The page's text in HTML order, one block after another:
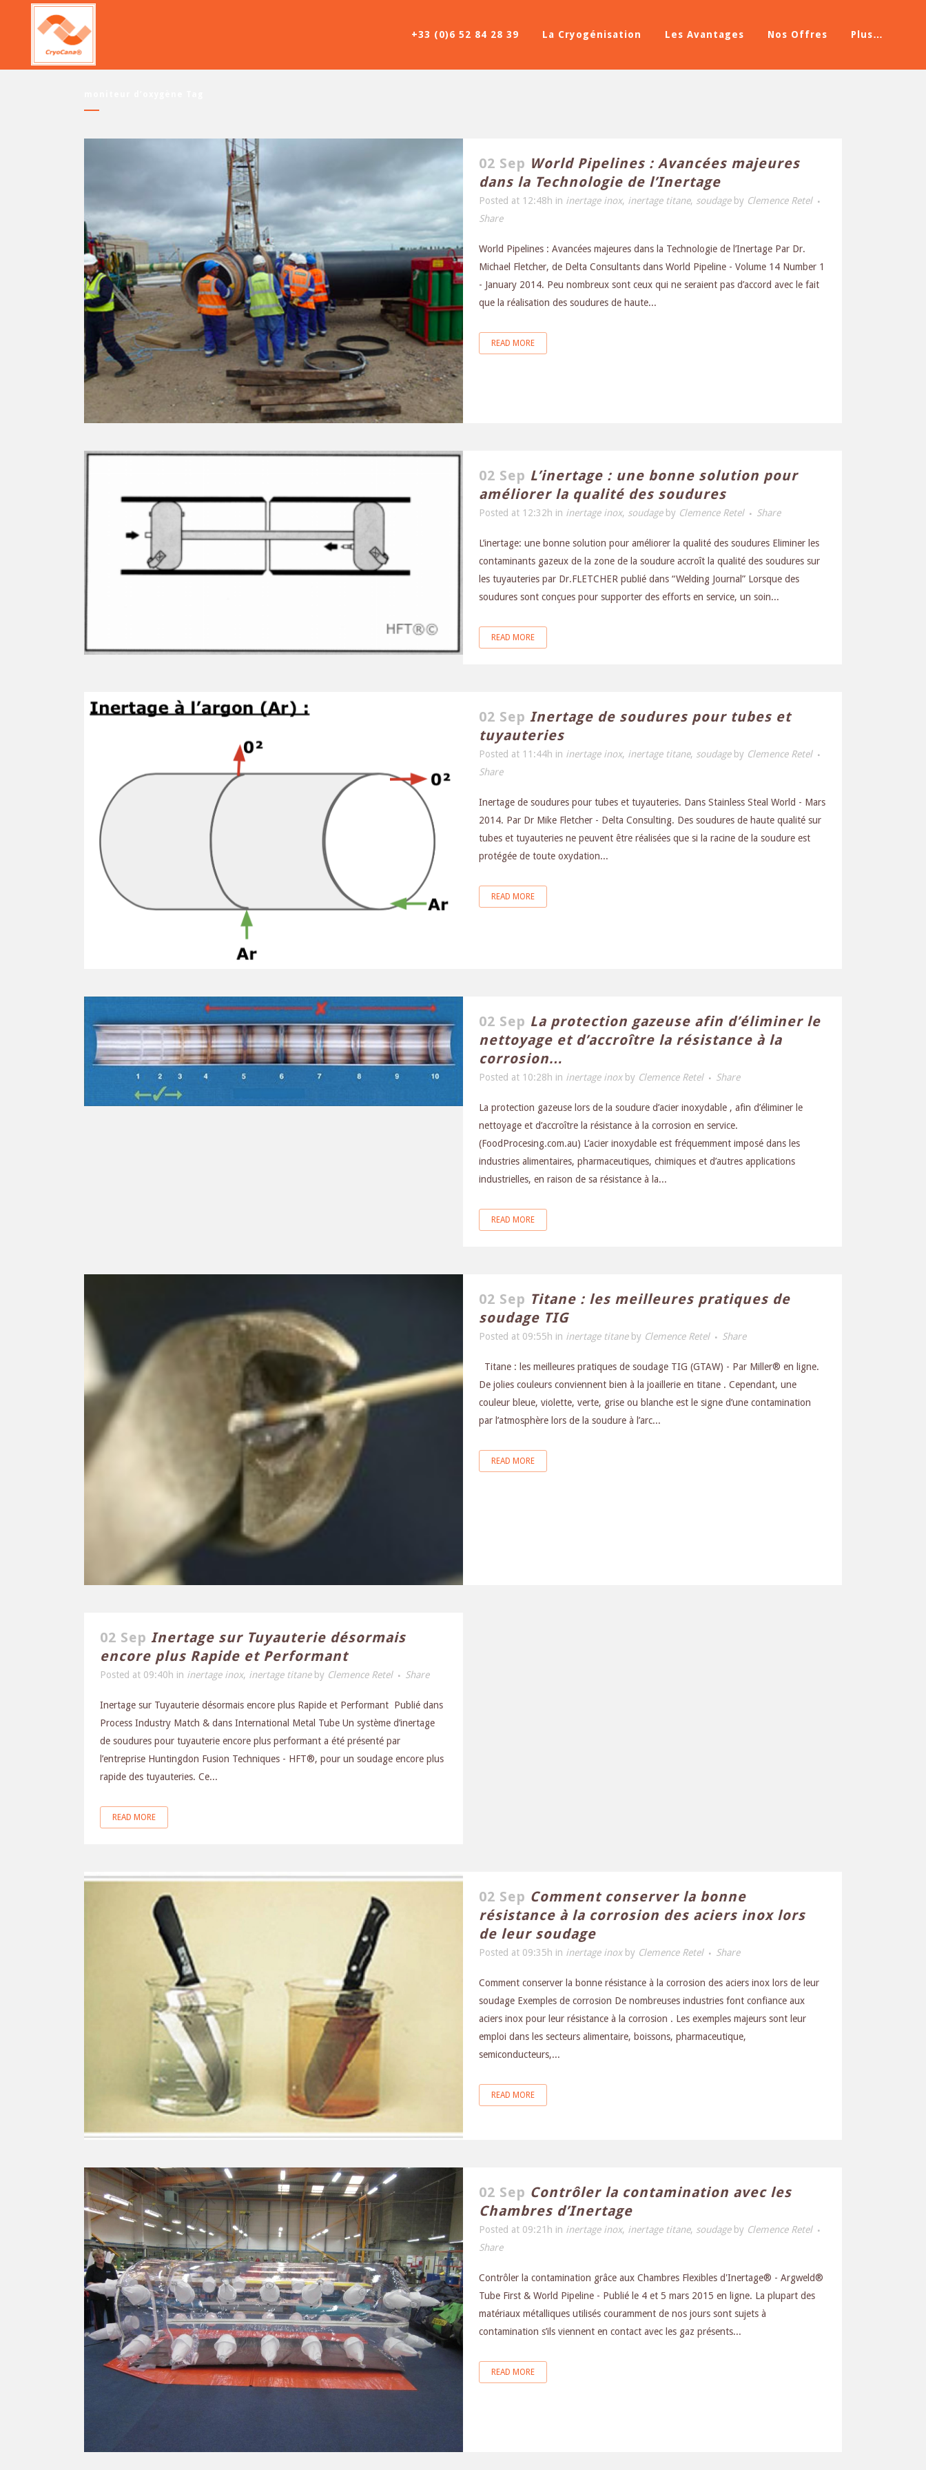
+33 (0)6 52 84 28 39 La Cryogénisation Les Avantages Nos Offres Plus…
02 Sep World Pipelines : Avancées majeures
dans la Technologie de l’Inertage
Posted at 12:48h in inertage inox, inertage titane, soudage by Clemence Retel
Share
World Pipelines : Avancées majeures dans la Technologie de l’Inertage Par Dr.
Michael Fletcher, de Delta Consultants dans World Pipeline - Volume 14 Number 1
- January 2014. Peu nombreux sont ceux qui ne seraient pas d’accord avec le fait
que la réalisation des soudures de haute...
READ MORE
02 Sep L’inertage : une bonne solution pour
améliorer la qualité des soudures
Posted at 12:32h in inertage inox, soudage by Clemence Retel Share
L’inertage: une bonne solution pour améliorer la qualité des soudures Eliminer les
contaminants gazeux de la zone de la soudure accroît la qualité des soudures sur
les tuyauteries par Dr.FLETCHER publié dans “Welding Journal” Lorsque des
soudures sont conçues pour supporter des efforts en service, un soin...
READ MORE
02 Sep Inertage de soudures pour tubes et
tuyauteries
Posted at 11:44h in inertage inox, inertage titane, soudage by Clemence Retel
Share
Inertage de soudures pour tubes et tuyauteries. Dans Stainless Steal World - Mars
2014. Par Dr Mike Fletcher - Delta Consulting. Des soudures de haute qualité sur
tubes et tuyauteries ne peuvent être réalisées que si la racine de la soudure est
protégée de toute oxydation...
READ MORE
02 Sep La protection gazeuse afin d’éliminer le
nettoyage et d’accroître la résistance à la
corrosion…
Posted at 10:28h in inertage inox by Clemence Retel Share
La protection gazeuse lors de la soudure d’acier inoxydable , afin d’éliminer le
nettoyage et d’accroître la résistance à la corrosion en service.
(FoodProcesing.com.au) L’acier inoxydable est fréquemment imposé dans les
industries alimentaires, pharmaceutiques, chimiques et d’autres applications
industrielles, en raison de sa résistance à la...
READ MORE
02 Sep Titane : les meilleures pratiques de
soudage TIG
Posted at 09:55h in inertage titane by Clemence Retel Share
Titane : les meilleures pratiques de soudage TIG (GTAW) - Par Miller® en ligne.
De jolies couleurs conviennent bien à la joaillerie en titane . Cependant, une
couleur bleue, violette, verte, grise ou blanche est le signe d’une contamination
par l’atmosphère lors de la soudure à l’arc...
READ MORE
02 Sep Inertage sur Tuyauterie désormais
encore plus Rapide et Performant
Posted at 09:40h in inertage inox, inertage titane by Clemence Retel Share
Inertage sur Tuyauterie désormais encore plus Rapide et Performant Publié dans
Process Industry Match & dans International Metal Tube Un système d’inertage
de soudures pour tuyauterie encore plus performant a été présenté par
l’entreprise Huntingdon Fusion Techniques - HFT®, pour un soudage encore plus
rapide des tuyauteries. Ce...
READ MORE
02 Sep Comment conserver la bonne
résistance à la corrosion des aciers inox lors
de leur soudage
Posted at 09:35h in inertage inox by Clemence Retel Share
Comment conserver la bonne résistance à la corrosion des aciers inox lors de leur
soudage Exemples de corrosion De nombreuses industries font confiance aux
aciers inox pour leur résistance à la corrosion . Les exemples majeurs sont leur
emploi dans les secteurs alimentaire, boissons, pharmaceutique,
semiconducteurs,...
READ MORE
02 Sep Contrôler la contamination avec les
Chambres d’Inertage
Posted at 09:21h in inertage inox, inertage titane, soudage by Clemence Retel
Share
Contrôler la contamination grâce aux Chambres Flexibles d'Inertage® - Argweld®
Tube First & World Pipeline - Publié le 4 et 5 mars 2015 en ligne. La plupart des
matériaux métalliques utilisés couramment de nos jours sont sujets à
contamination s’ils viennent en contact avec les gaz présents...
READ MORE